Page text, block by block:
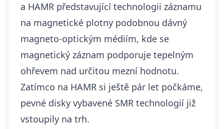
a HAMR představující technologii záznamu
na magnetické plotny podobnou dávný
magneto-optickým médiím, kde se
magnetický záznam podporuje tepelným
ohřevem nad určitou mezní hodnotu.
Zatímco na HAMR si ještě pár let počkáme,
pevné disky vybavené SMR technologií již
vstoupily na trh.